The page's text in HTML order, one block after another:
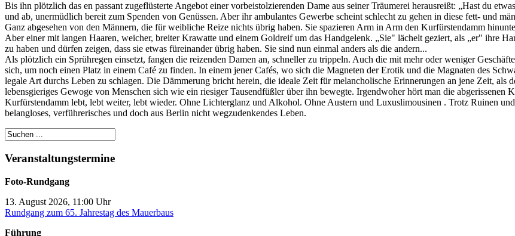
Bis ihn plötzlich das en passant zugeflüsterte Angebot einer vorbeistolzierenden Dame aus seiner Träumerei herausreißt: „Hast du
und ab, unermüdlich bereit zum Spenden von Genüssen. Aber ihr ambulantes Gewerbe scheint schlecht zu gehen in diese fett- und
Ganz abgesehen von den Männern, die für weibliche Reize nichts übrig haben. Sie spazieren Arm in Arm den Kurfürstendamm
Aber einer mit langen Haaren, weicher, breiter Krawatte und einem Goldreif um das Handgelenk. „Sie" lächelt geziert, als „er" ihre
zu haben und dürfen zeigen, dass sie etwas füreinander übrig haben. Sie sind nun einmal anders als die andern...
Als plötzlich ein Sprühregen einsetzt, fangen die reizenden Damen an, schneller zu trippeln. Auch die mit mehr oder weniger
sich, um noch einen Platz in einem Café zu finden. In einem jener Cafés, wo sich die Magneten der Erotik und die Magnaten des
legale Art durchs Leben zu schlagen. Die Dämmerung bricht herein, die ideale Zeit für melancholische Erinnerungen an jene Zeit,
lebensgieriges Gewoge von Menschen sich wie ein riesiger Tausendfüßler über ihn bewegte. Irgendwoher hört man die abgerissenen
Kurfürstendamm lebt, lebt weiter, lebt wieder. Ohne Lichterglanz und Alkohol. Ohne Austern und Luxuslimousinen . Trotz Ruinen
belangloses, verführerisches und doch aus Berlin nicht wegzudenkendes Leben.
Veranstaltungstermine
Foto-Rundgang
13. August 2026, 11:00 Uhr
Rundgang zum 65. Jahrestag des Mauerbaus
Führung